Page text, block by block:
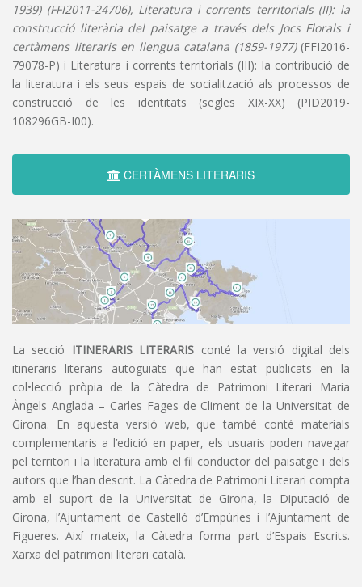
1939) (FFI2011-24706), Literatura i corrents territorials (II): la
construcció literària del paisatge a través dels Jocs Florals i
certàmens literaris en llengua catalana (1859-1977)(FFI2016-
79078-P) i Literatura i corrents territorials (III): la contribució de
la literatura i els seus espais de socialització als processos de
construcció de les identitats (segles XIX-XX) (PID2019-
108296GB-I00).
CERTÀMENS LITERARIS
La secció ITINERARIS LITERARIS conté la versió digital dels
itineraris literaris autoguiats que han estat publicats en la
col•lecció pròpia de la Càtedra de Patrimoni Literari Maria
Àngels Anglada – Carles Fages de Climent de la Universitat de
Girona. En aquesta versió web, que també conté materials
complementaris a l’edició en paper, els usuaris poden navegar
pel territori i la literatura amb el fil conductor del paisatge i dels
autors que l’han descrit. La Càtedra de Patrimoni Literari compta
amb el suport de la Universitat de Girona, la Diputació de
Girona, l’Ajuntament de Castelló d’Empúries i l’Ajuntament de
Figueres. Així mateix, la Càtedra forma part d’Espais Escrits.
Xarxa del patrimoni literari català.